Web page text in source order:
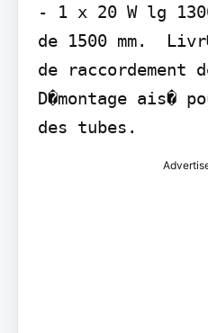
- 1 x 20 W lg
de 1500 mm.
de raccordement
D�montage ais�
des tubes.